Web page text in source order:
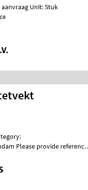
Please provide reference